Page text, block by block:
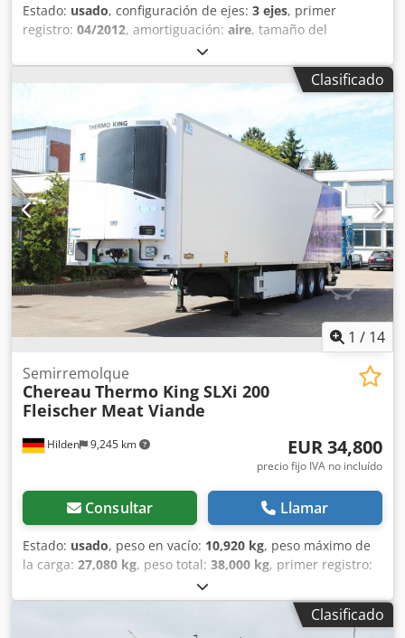
Estado: usado, configuración de ejes: 3 ejes, primer
registro: 04/2012, amortiguación: aire, tamaño del
, color:
2012, Configuración de ejes Medida de neumáticos: 385/65
R22.5 Marca de ejes: SAF Frenos: frenos de disco
Suspensión: suspensión neumática Eje trasero 1: dibujo
del neumático izquierdo: 4 mm; derecho: 12 mm Eje
trasero 2: dibujo del neumático izquierdo: 12 mm;
derecho: 12 mm Eje trasero 3: dibujo del neumático
izquierdo: 10 mm; derecho: 9 mm Dcedpfx Aezra Tlsb Dok
Pesos Tara: 6.595 kg Carga útil: 32.405 kg MMA: 39.000 kg
Estado Daños: ninguno
Clasificado
1 / 14
Hilden 9,245 km
Semirremolque
Chereau Thermo King SLXi 200
Fleischer Meat Viande
EUR 34,800
precio fijo IVA no incluído
Consultar Llamar
Estado: usado, peso en vacío: 10,920 kg, peso máximo de
la carga: 27,080 kg, peso total: 38,000 kg, primer registro:
, longitud del espacio de carga:
anchura del espacio de carga:2,480 mm, altura del
, volumen del espacio deClasificado